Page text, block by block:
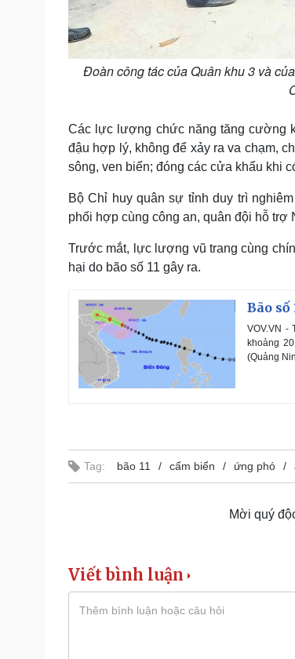
Đoàn công tác của Quân khu 3 và
Các lực lượng chức năng tăng cường
đậu hợp lý, không để xảy ra va chạm,
sông, ven biển; đóng các cửa khẩu khi
Bộ Chỉ huy quân sự tỉnh duy trì
phối hợp cùng công an, quân đội hỗ trợ
Trước mắt, lực lượng vũ trang cùng
hại do bão số 11 gây ra.
Bão
VOV.VN -
khoảng
(Quảng
Tag: bão 11 cấm biển ứng phó
Mời quý
Viết bình luận